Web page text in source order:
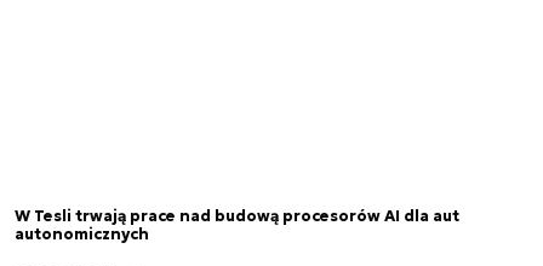
W Tesli trwają prace nad budową procesorów AI dla aut
autonomicznych